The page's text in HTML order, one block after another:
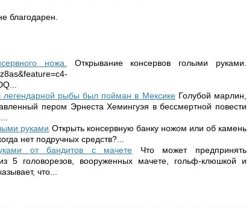
благодарен.
ножа.
Открывание консервов голыми руками.
рыбы был пойман в Мексике Голубой марлин,
пером Эрнеста Хемингуэя в бессмертной повести
руками Открыть консервную банку ножом или об камень
нет подручных средств?...
от бандитов с мачете
Что может предпринять
5 головорезов, вооруженных мачете, гольф-клюшкой и
что...